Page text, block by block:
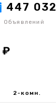
447 032
Объявлений
₽
2-комн.